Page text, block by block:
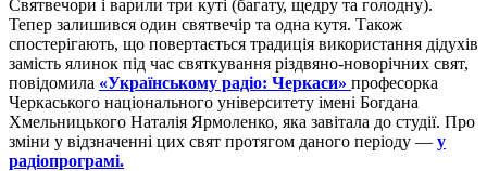
Святвечори і варили три куті (багату, щедру та голодну).
Тепер залишився один святвечір та одна кутя. Також
спостерігають, що повертається традиція використання дідухів
замість ялинок під час святкування різдвяно-новорічних свят,
повідомила «Українському радіо: Черкаси» професорка
Черкаського національного університету імені Богдана
Хмельницького Наталія Ярмоленко, яка завітала до студії. Про
зміни у відзначенні цих свят протягом даного періоду — у
радіопрограмі.